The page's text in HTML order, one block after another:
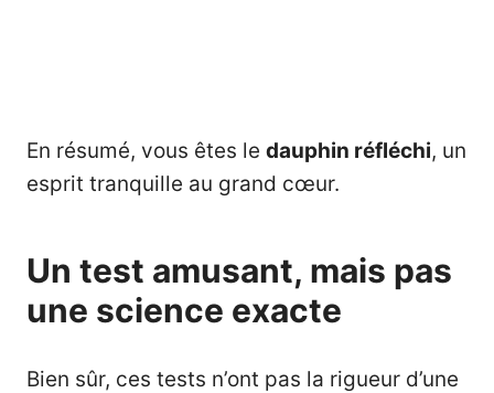
En résumé, vous êtes le dauphin réfléchi, un
esprit tranquille au grand cœur.
Un test amusant, mais pas
une science exacte
Bien sûr, ces tests n’ont pas la rigueur d’une